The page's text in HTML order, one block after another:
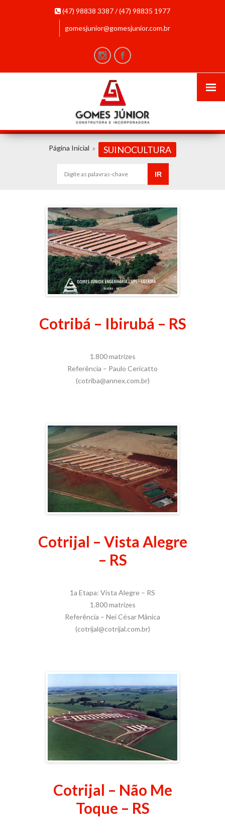
(47) 98838 3387 / (47) 98835 1977
gomesjunior@gomesjunior.com.br
Página Inicial SUINOCULTURA
Cotribá – Ibirubá – RS
1.800 matrizes
Referência – Paulo Cericatto
(cotriba@annex.com.br)
Cotrijal – Vista Alegre
– RS
1a Etapa: Vista Alegre – RS
1.800 matrizes
Referência – Nei César Mânica
(cotrijal@cotrijal.com.br)
Cotrijal – Não Me
Toque – RS